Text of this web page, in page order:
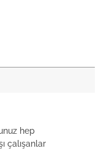
hep
çalışanlar